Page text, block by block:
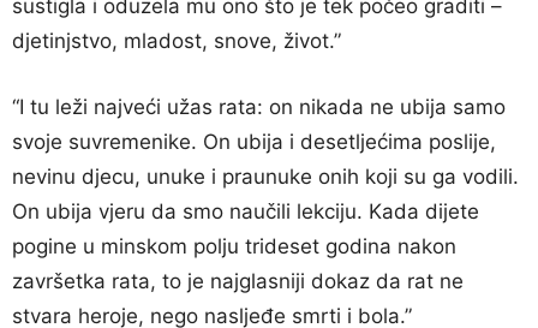
sustigla i oduzela mu ono što je tek počeo graditi –
djetinjstvo, mladost, snove, život.”
“I tu leži najveći užas rata: on nikada ne ubija samo
svoje suvremenike. On ubija i desetljećima poslije,
nevinu djecu, unuke i praunuke onih koji su ga vodili.
On ubija vjeru da smo naučili lekciju. Kada dijete
pogine u minskom polju trideset godina nakon
završetka rata, to je najglasniji dokaz da rat ne
stvara heroje, nego nasljeđe smrti i bola.”